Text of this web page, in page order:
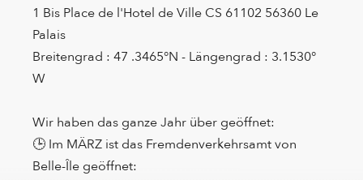
1 Bis Place de l'Hotel de Ville CS 61102 56360 Le
Palais
Breitengrad : 47 .3465°N - Längengrad : 3.1530°
W
Wir haben das ganze Jahr über geöffnet:
🕒 Im MÄRZ ist das Fremdenverkehrsamt von
Belle-Île geöffnet: